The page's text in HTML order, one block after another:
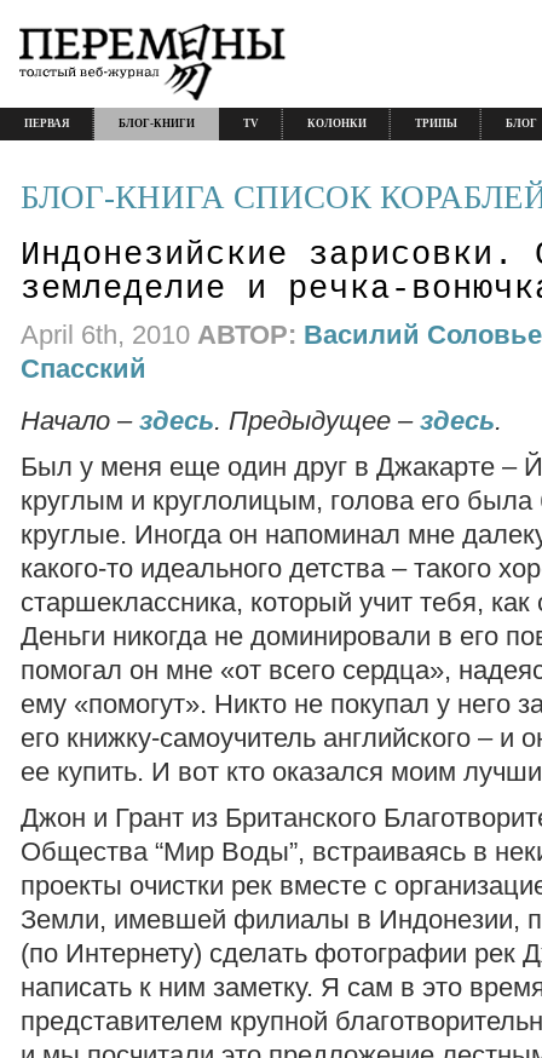
ПЕРВАЯ БЛОГ-КНИГИ TV КОЛОНКИ ТРИПЫ БЛОГ
БЛОГ-КНИГА СПИСОК
Индонезийские зарисовки.
земледелие и речка-
April 6th, 2010 АВТОР: Василий
Спасский
Начало – здесь. Предыдущее – здесь.
Был у меня еще один друг в Джакарте –
круглым и круглолицым, голова его
круглые. Иногда он напоминал мне
какого-то идеального детства – такого
старшеклассника, который учит тебя,
Деньги никогда не доминировали в его
помогал он мне «от всего сердца»,
ему «помогут». Никто не покупал у него
его книжку-самоучитель английского – и
ее купить. И вот кто оказался моим
Джон и Грант из Британского
Общества “Мир Воды”, встраиваясь в
проекты очистки рек вместе с
Земли, имевшей филиалы в Индонезии,
(по Интернету) сделать фотографии рек
написать к ним заметку. Я сам в это
представителем крупной